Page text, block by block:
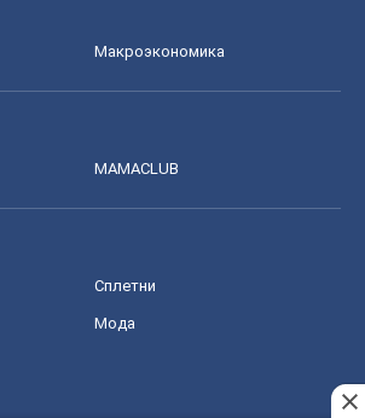
Mакроэкономика
MAMACLUB
Сплетни
Мода